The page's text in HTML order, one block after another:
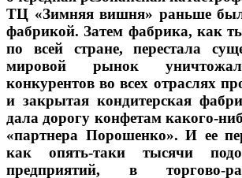
ТЦ «Зимняя вишня» раньше был
фабрикой. Затем фабрика, как
по всей стране, перестала
мировой рынок уничтожал
конкурентов во всех отраслях
и закрытая кондитерская
дала дорогу конфетам какого-
«партнера Порошенко». И ее
как опять-таки тысячи
предприятий, в торгово-